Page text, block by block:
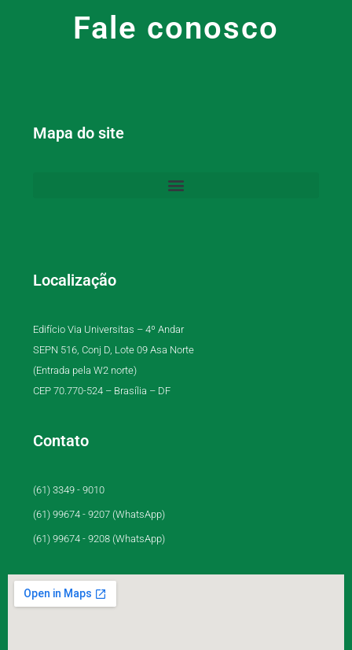
Fale conosco
Mapa do site
Localização
Edifício Via Universitas – 4º Andar
SEPN 516, Conj D, Lote 09 Asa Norte
(Entrada pela W2 norte)
CEP 70.770-524 – Brasília – DF
Contato
(61) 3349 - 9010
(61) 99674 - 9207 (WhatsApp)
(61) 99674 - 9208 (WhatsApp)